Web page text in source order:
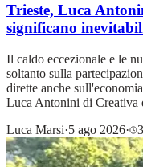
Trieste, Luca
significano
Il caldo eccezionale e le
soltanto sulla
dirette anche
Luca Antonini di Creativa
Luca Marsi·5 ago 2026·